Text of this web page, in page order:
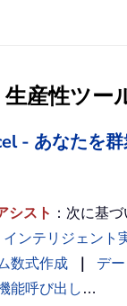
産性ツー
- あなたを
シスト ：次に基
インテリジェント
数式作成
デ
能呼び出し …